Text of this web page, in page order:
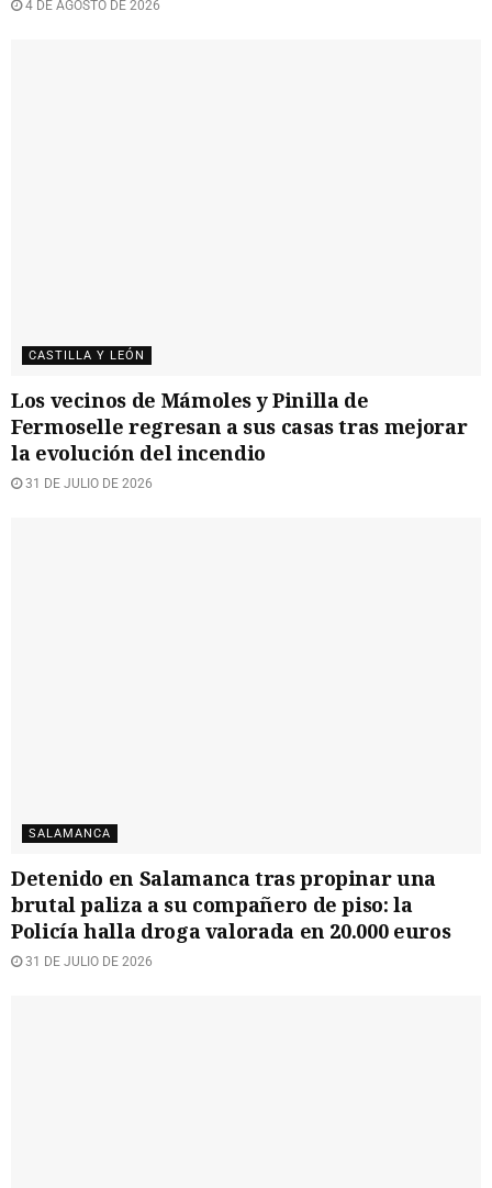
4 DE AGOSTO DE 2026
CASTILLA Y LEÓN
Los vecinos de Mámoles y Pinilla de
Fermoselle regresan a sus casas tras mejorar
la evolución del incendio
31 DE JULIO DE 2026
SALAMANCA
Detenido en Salamanca tras propinar una
brutal paliza a su compañero de piso: la
Policía halla droga valorada en 20.000 euros
31 DE JULIO DE 2026